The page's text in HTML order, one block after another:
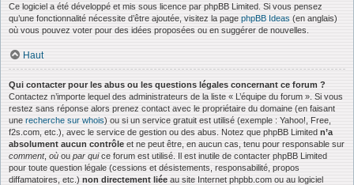
Ce logiciel a été développé et mis sous licence par phpBB Limited. Si vous pensez
qu’une fonctionnalité nécessite d’être ajoutée, visitez la page phpBB Ideas (en anglais)
où vous pouvez voter pour des idées proposées ou en suggérer de nouvelles.
Haut
Qui contacter pour les abus ou les questions légales concernant ce forum ?
Contactez n’importe lequel des administrateurs de la liste « L’équipe du forum ». Si vous
restez sans réponse alors prenez contact avec le propriétaire du domaine (en faisant
une recherche sur whois) ou si un service gratuit est utilisé (exemple : Yahoo!, Free,
f2s.com, etc.), avec le service de gestion ou des abus. Notez que phpBB Limited n’a
absolument aucun contrôle et ne peut être, en aucun cas, tenu pour responsable sur
comment, où ou par quice forum est utilisé. Il est inutile de contacter phpBB Limited
pour toute question légale (cessions et désistements, responsabilité, propos
diffamatoires, etc.) non directement liée au site Internet phpbb.com ou au logiciel